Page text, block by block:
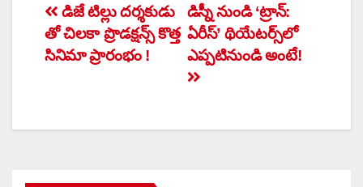
Post
navigation
డిస్నీ నుండి ‘ట్రాన్:
ఏరీస్’ థియేటర్స్‌లో
ఎప్పటినుండి అంటే!
డిజే టిల్లు దర్శకుడు
తో చిలకా ప్రొడక్షన్స్ కొత్త
సినిమా ప్రారంభం !